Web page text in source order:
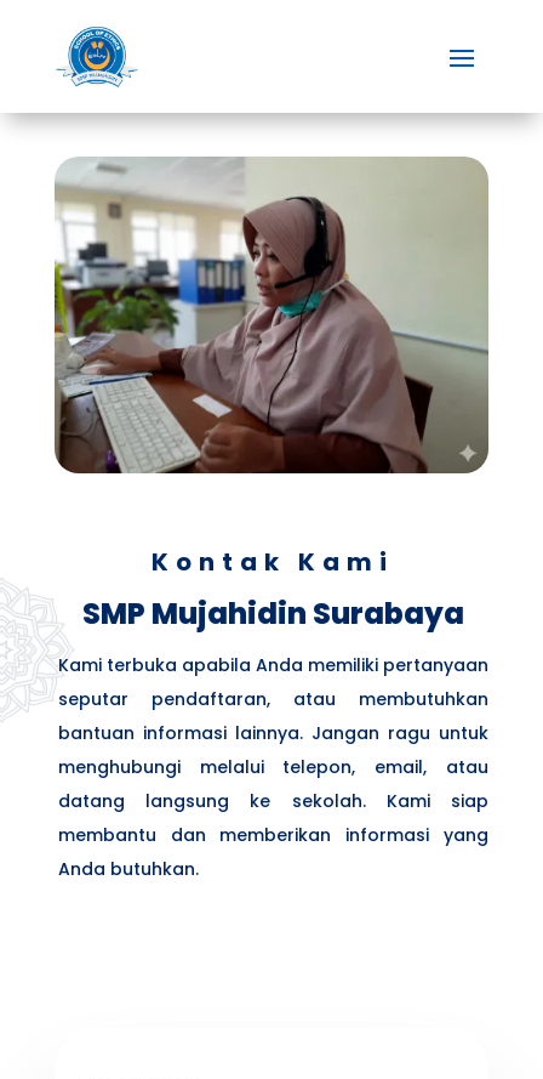
Kontak Kami
SMP Mujahidin Surabaya
Kami terbuka apabila Anda memiliki pertanyaan
seputar pendaftaran, atau membutuhkan
bantuan informasi lainnya. Jangan ragu untuk
menghubungi melalui telepon, email, atau
datang langsung ke sekolah. Kami siap
membantu dan memberikan informasi yang
Anda butuhkan.